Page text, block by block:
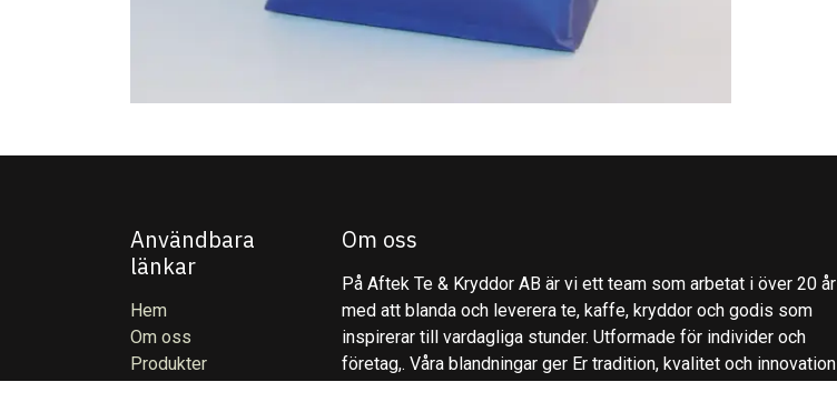
Användbara
länkar
Hem
Om oss
Produkter
Om oss
På Aftek Te & Kryddor AB är vi ett team som arbetat i över 20 år
med att blanda och leverera te, kaffe, kryddor och godis som
inspirerar till vardagliga stunder. Utformade för individer och
företag,. Våra blandningar ger Er tradition, kvalitet och innovation